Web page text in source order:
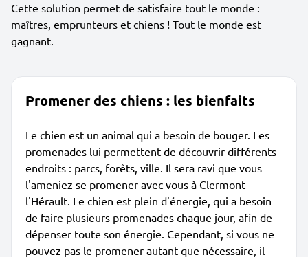
Cette solution permet de satisfaire tout le monde :
maîtres, emprunteurs et chiens ! Tout le monde est
gagnant.
Promener des chiens : les bienfaits
Le chien est un animal qui a besoin de bouger. Les
promenades lui permettent de découvrir différents
endroits : parcs, forêts, ville. Il sera ravi que vous
l'ameniez se promener avec vous à Clermont-
l'Hérault. Le chien est plein d'énergie, qui a besoin
de faire plusieurs promenades chaque jour, afin de
dépenser toute son énergie. Cependant, si vous ne
pouvez pas le promener autant que nécessaire, il